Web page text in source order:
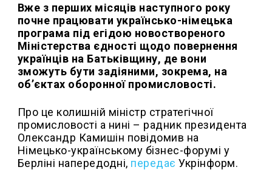
Вже з перших місяців наступного року
почне працювати українсько-німецька
програма під егідою новоствореного
Міністерства єдності щодо повернення
українців на Батьківщину, де вони
зможуть бути задіяними, зокрема, на
об’єктах оборонної промисловості.
Про це колишній міністр стратегічної
промисловості а нині – радник президента
Олександр Камишін повідомив на
Німецько-українському бізнес-форумі у
Берліні напередодні, передає Укрінформ.